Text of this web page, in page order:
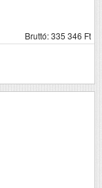
Bruttó: 335 346 Ft